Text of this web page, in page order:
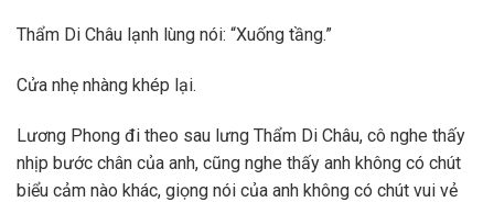
Thẩm Di Châu lạnh lùng nói: “Xuống tầng.”
Cửa nhẹ nhàng khép lại.
Lương Phong đi theo sau lưng Thẩm Di Châu, cô nghe thấy
nhịp bước chân của anh, cũng nghe thấy anh không có chút
biểu cảm nào khác, giọng nói của anh không có chút vui vẻ